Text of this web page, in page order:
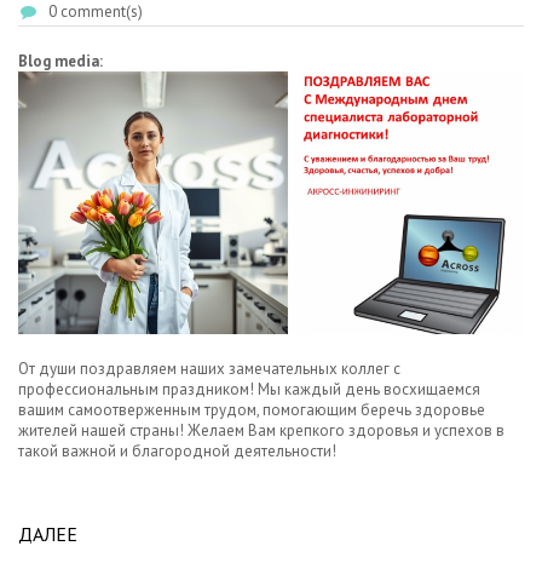
0 comment(s)
Blog media:
От души поздравляем наших замечательных коллег с
профессиональным праздником! Мы каждый день восхищаемся
вашим самоотверженным трудом, помогающим беречь здоровье
жителей нашей страны! Желаем Вам крепкого здоровья и успехов в
такой важной и благородной деятельности!
ДАЛЕЕ